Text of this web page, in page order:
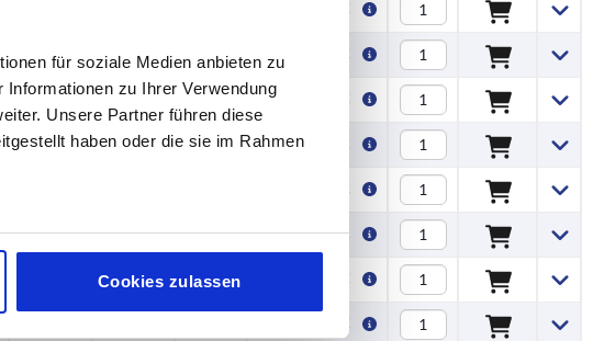
für soziale Medien anbieten zu
zu Ihrer Verwendung
Unsere Partner führen diese
haben oder die sie im Rahmen
Cookies zulassen
4,84 €
— 17 4,84 €
20 — 5,38 €
25 — 5,38 €
5,50 €
40 — 5,50 €
— 5,65 €
5,65 €